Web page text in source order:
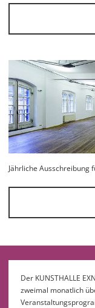
Jährliche Ausschreibung
Der KUNSTHALLE
zweimal monatlich